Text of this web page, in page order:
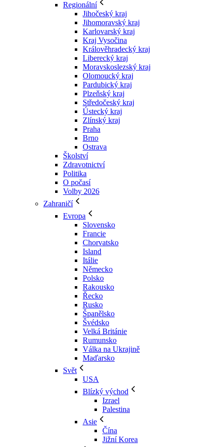
Regionální
Jihočeský kraj
Jihomoravský kraj
Karlovarský kraj
Kraj Vysočina
Králověhradecký kraj
Liberecký kraj
Moravskoslezský kraj
Olomoucký kraj
Pardubický kraj
Plzeňský kraj
Středočeský kraj
Ústecký kraj
Zlínský kraj
Praha
Brno
Ostrava
Školství
Zdravotnictví
Politika
O počasí
Volby 2026
Zahraničí
Evropa
Slovensko
Francie
Chorvatsko
Island
Itálie
Německo
Polsko
Rakousko
Řecko
Rusko
Španělsko
Švédsko
Velká Británie
Rumunsko
Válka na Ukrajině
Maďarsko
Svět
USA
Blízký východ
Izrael
Palestina
Asie
Čína
Jižní Korea